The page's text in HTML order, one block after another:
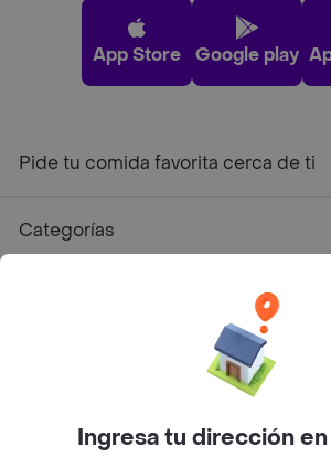
App Store Google play
Pide tu comida favorita cerca de ti
Categorías
Facebook
Twitter
Ingresa tu dirección